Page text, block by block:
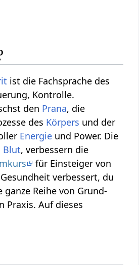
ist die Fachsprache des
Kontrolle.
den Prana, die
des Körpers und der
Energie und Power. Die
Blut, verbessern die
für Einsteiger von
verbessert, du
Reihe von Grund-
Praxis. Auf dieses